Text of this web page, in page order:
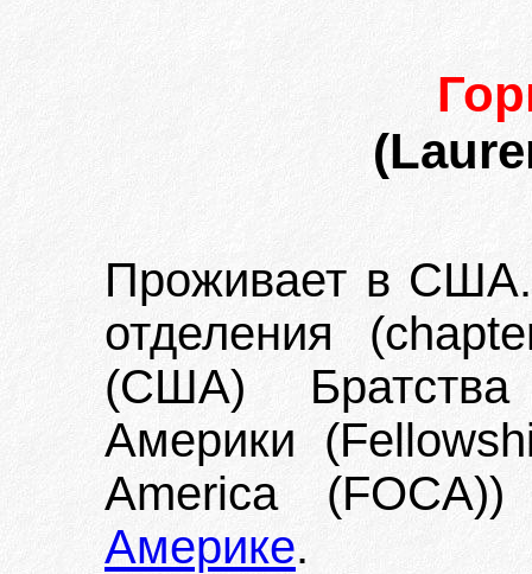
Проживает в США.
отделения
(США) Братства
Америки
America
Америке.